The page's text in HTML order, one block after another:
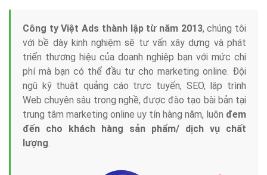
Công ty Việt Ads thành lập từ năm 2013, chúng tôi
với bề dày kinh nghiệm sẽ tư vấn xây dựng và phát
triển thương hiệu của doanh nghiệp bạn với mức chi
phí mà bạn có thể đầu tư cho marketing online. Đội
ngũ kỹ thuật quảng cáo trực tuyến, SEO, lập trình
Web chuyên sâu trong nghề, được đào tạo bài bản tại
trung tâm marketing online uy tín hàng năm, luôn đem
đến cho khách hàng sản phẩm/ dịch vụ chất
lượng.